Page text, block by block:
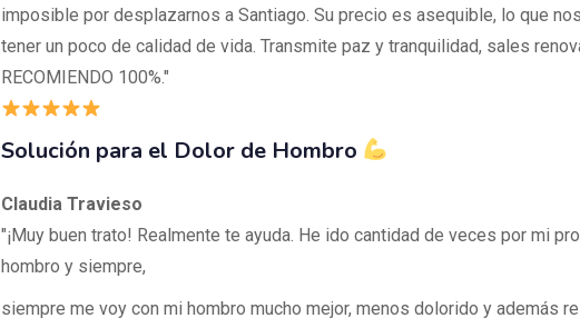
imposible por desplazarnos a Santiago. Su precio es asequible, lo que
tener un poco de calidad de vida. Transmite paz y tranquilidad, sales
RECOMIENDO 100%."
Solución para el Dolor de Hombro
Claudia Travieso
"¡Muy buen trato! Realmente te ayuda. He ido cantidad de veces por mi
hombro y siempre,
siempre me voy con mi hombro mucho mejor, menos dolorido y además